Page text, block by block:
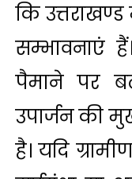
कि
सम्भावनाएं
पैमाने पर
उपार्जन की
है। यदि